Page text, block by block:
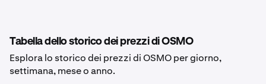
Tabella dello storico dei prezzi di OSMO
Esplora lo storico dei prezzi di OSMO per giorno,
settimana, mese o anno.